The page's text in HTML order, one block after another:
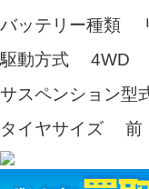
バッテリー種類
駆動方式 4WD
サスペンション
タイヤサイズ 前